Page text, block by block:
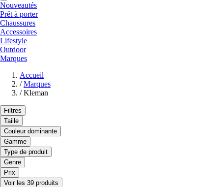
Nouveautés
Prêt à porter
Chaussures
Accessoires
Lifestyle
Outdoor
Marques
Accueil
/ Marques
/ Kleman
Filtres
Taille
Couleur dominante
Gamme
Type de produit
Genre
Prix
Voir les 39 produits